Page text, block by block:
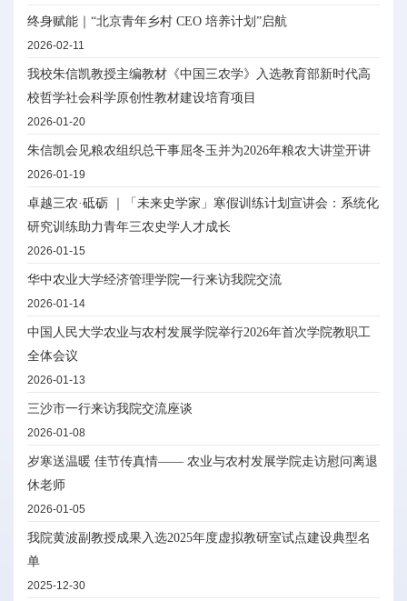
终身赋能｜“北京青年乡村 CEO 培养计划”启航
2026-02-11
我校朱信凯教授主编教材《中国三农学》入选教育部新时代高
校哲学社会科学原创性教材建设培育项目
2026-01-20
朱信凯会见粮农组织总干事屈冬玉并为2026年粮农大讲堂开讲
2026-01-19
卓越三农·砥砺 ｜「未来史学家」寒假训练计划宣讲会：系统化
研究训练助力青年三农史学人才成长
2026-01-15
华中农业大学经济管理学院一行来访我院交流
2026-01-14
中国人民大学农业与农村发展学院举行2026年首次学院教职工
全体会议
2026-01-13
三沙市一行来访我院交流座谈
2026-01-08
岁寒送温暖 佳节传真情—— 农业与农村发展学院走访慰问离退
休老师
2026-01-05
我院黄波副教授成果入选2025年度虚拟教研室试点建设典型名
单
2025-12-30